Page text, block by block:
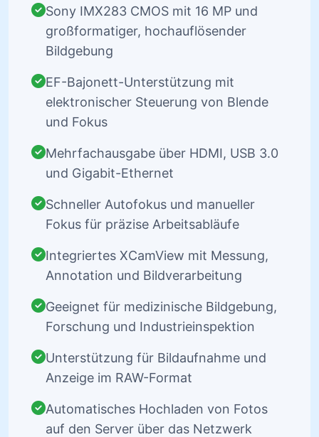
Sony IMX283 CMOS mit 16 MP und
großformatiger, hochauflösender
Bildgebung
EF-Bajonett-Unterstützung mit
elektronischer Steuerung von Blende
und Fokus
Mehrfachausgabe über HDMI, USB 3.0
und Gigabit-Ethernet
Schneller Autofokus und manueller
Fokus für präzise Arbeitsabläufe
Integriertes XCamView mit Messung,
Annotation und Bildverarbeitung
Geeignet für medizinische Bildgebung,
Forschung und Industrieinspektion
Unterstützung für Bildaufnahme und
Anzeige im RAW-Format
Automatisches Hochladen von Fotos
auf den Server über das Netzwerk